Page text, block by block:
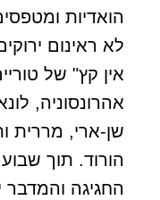
הואדיות
אין קץ" של
אהרונסוניה,
שן-ארי, מררית
הורוד. תוך
החגיגה והמדבר